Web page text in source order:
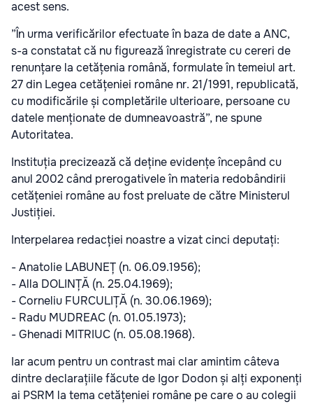
acest sens.
”În urma verificărilor efectuate în baza de date a ANC,
s-a constatat că nu figurează înregistrate cu cereri de
renunțare la cetățenia română, formulate în temeiul art.
27 din Legea cetățeniei române nr. 21/1991, republicată,
cu modificările și completările ulterioare, persoane cu
datele menționate de dumneavoastră”, ne spune
Autoritatea.
Instituția precizează că deține evidențe începând cu
anul 2002 când prerogativele în materia redobândirii
cetățeniei române au fost preluate de către Ministerul
Justiției.
Interpelarea redacției noastre a vizat cinci deputați:
- Anatolie LABUNEȚ (n. 06.09.1956);
- Alla DOLINȚĂ (n. 25.04.1969);
- Corneliu FURCULIȚĂ (n. 30.06.1969);
- Radu MUDREAC (n. 01.05.1973);
- Ghenadi MITRIUC (n. 05.08.1968).
Iar acum pentru un contrast mai clar amintim câteva
dintre declarațiile făcute de Igor Dodon și alți exponenți
ai PSRM la tema cetățeniei române pe care o au colegii